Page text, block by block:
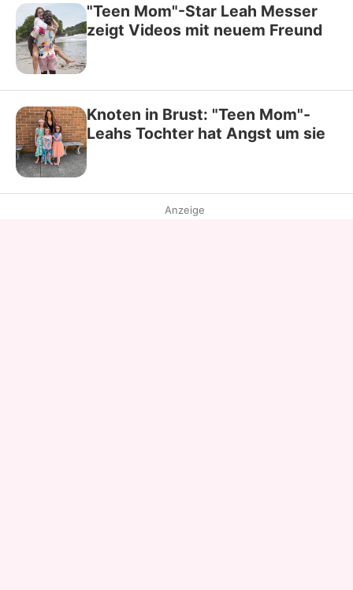
"Teen Mom"-Star Leah Messer
zeigt Videos mit neuem Freund
Knoten in Brust: "Teen Mom"-
Leahs Tochter hat Angst um sie
Anzeige